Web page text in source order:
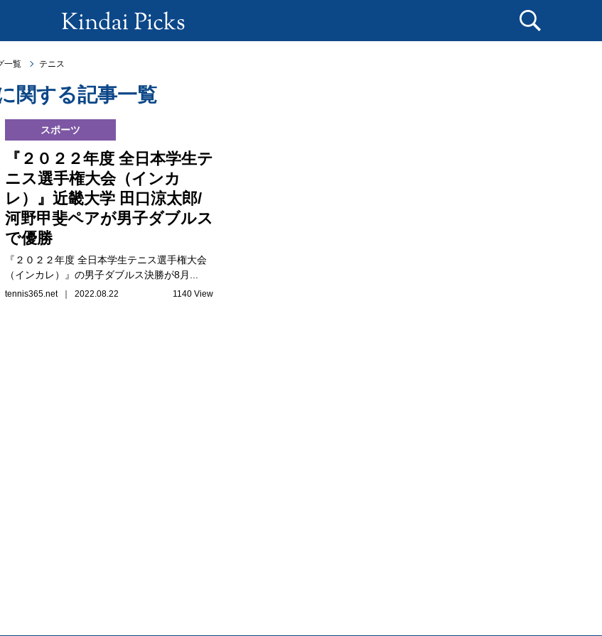
一覧 テニス
関する記事一覧
スポーツ
『２０２２年度 全日本学生テ
ニス選手権大会（インカ
レ）』近畿大学 田口涼太郎/
河野甲斐ペアが男子ダブルス
で優勝
『２０２２年度 全日本学生テニス選手権大会
（インカレ）』の男子ダブルス決勝が8月...
tennis365.net ｜ 2022.08.22 1140 View